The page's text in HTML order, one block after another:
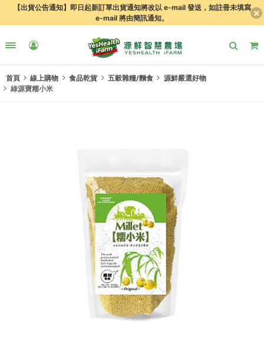
【出貨公告通知】即日起新訂單出貨通知將改以 e-mail 發送，如註冊未填寫
e-mail 將由簡訊通知。
首頁 線上購物 食品乾貨 五穀雜糧/麵食
源鮮嚴選好物
綠源寶糯小米